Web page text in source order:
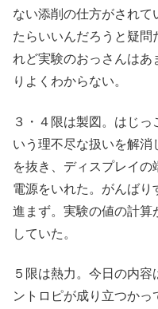
ない添削の仕方がされて
たらいいんだろうと疑問
れど実験のおっさんは
りよくわからない。
３・４限は製図。はじ
いう理不尽な扱いを解
を抜き、ディスプレイ
電源をいれた。がんばり
進まず。実験の値の計算
していた。
５限は熱力。今日の内
ントロピが成り立つか